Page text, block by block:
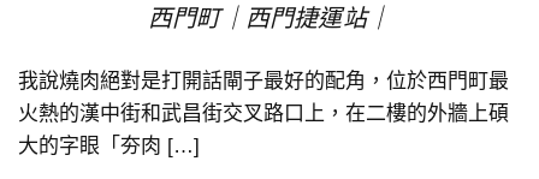
西門町｜西門捷運站｜
我說燒肉絕對是打開話閘子最好的配角，位於西門町最
火熱的漢中街和武昌街交叉路口上，在二樓的外牆上碩
大的字眼「夯肉 […]